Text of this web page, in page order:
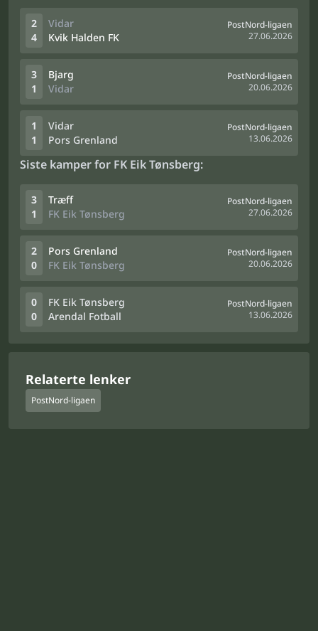
2
4
Vidar
Kvik Halden FK
PostNord-ligaen
27.06.2026
3
1
Bjarg
Vidar
PostNord-ligaen
20.06.2026
1
1
Vidar
Pors Grenland
PostNord-ligaen
13.06.2026
Siste kamper for FK Eik Tønsberg:
3
1
Træff
FK Eik Tønsberg
PostNord-ligaen
27.06.2026
2
0
Pors Grenland
FK Eik Tønsberg
PostNord-ligaen
20.06.2026
0
0
FK Eik Tønsberg
Arendal Fotball
PostNord-ligaen
13.06.2026
Relaterte lenker
PostNord-ligaen